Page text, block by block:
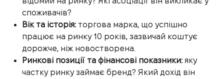
споживачів?
Вік та історія:торгова марка, що успішно
працює на ринку 10 років, зазвичай коштує
дорожче, ніж новостворена.
Ринкові позиції та фінансові показники:яку
частку ринку займає бренд? Який дохід він